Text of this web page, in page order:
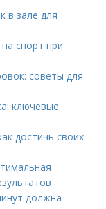
в зале для
спорт при
советы для
ключевые
достичь своих
должна